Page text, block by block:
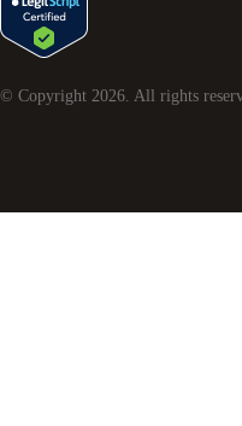
© Copyright 2026 . All rights